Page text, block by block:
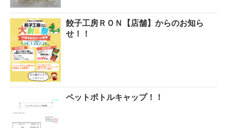
餃子工房ＲＯＮ【店舗】からのお知ら
せ！！
ペットボトルキャップ！！